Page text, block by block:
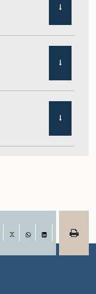
Facebook
LinkedIn